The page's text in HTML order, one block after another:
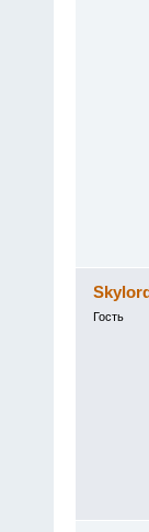
Гость